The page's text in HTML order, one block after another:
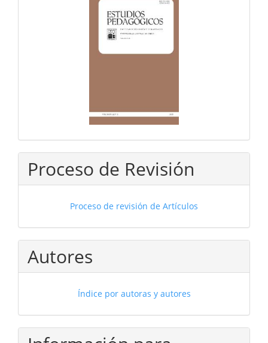
Proceso de Revisión
Proceso de revisión de Artículos
Autores
Índice por autoras y autores